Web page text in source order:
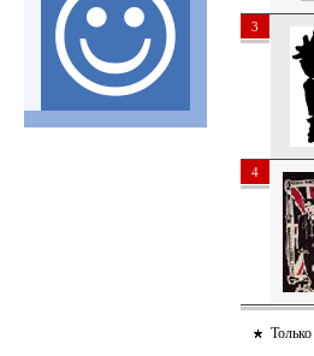
3
4
Только